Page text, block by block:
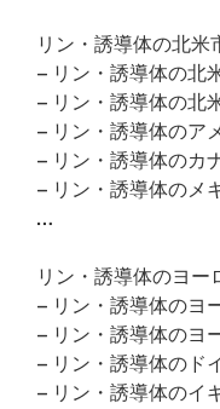
リン・誘導体の北
– リン・誘導体の北
– リン・誘導体の北
– リン・誘導体のア
– リン・誘導体のカ
– リン・誘導体のメ
…
リン・誘導体のヨ
– リン・誘導体のヨ
– リン・誘導体のヨ
– リン・誘導体のド
– リン・誘導体のイ